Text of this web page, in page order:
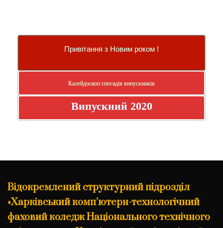
Привітання з Новим роком !
Калейдоскоп спогадів випускників
Випускний 2020
Відокремлений структурний підрозділ
«Харківський комп’ютерн-технологічний
фаховий коледж Національного технічного